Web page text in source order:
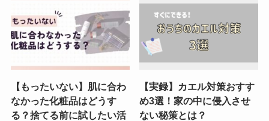
【もったいない】肌に合わ
なかった化粧品はどうす
る？捨てる前に試したい活
【実録】カエル対策おすす
め3選！家の中に侵入させ
ない秘策とは？